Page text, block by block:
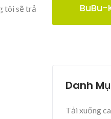
tôi sẽ trả
Trữ
Danh
Tải xuống